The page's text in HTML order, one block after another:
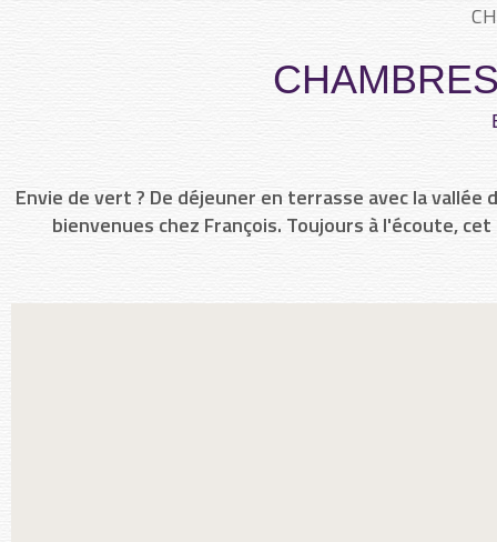
Envie de vert ? De déjeuner en terrasse avec la
bienvenues chez François. Toujours à l'écoute,